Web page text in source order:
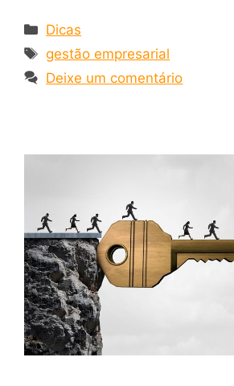
Dicas
gestão empresarial
Deixe um comentário